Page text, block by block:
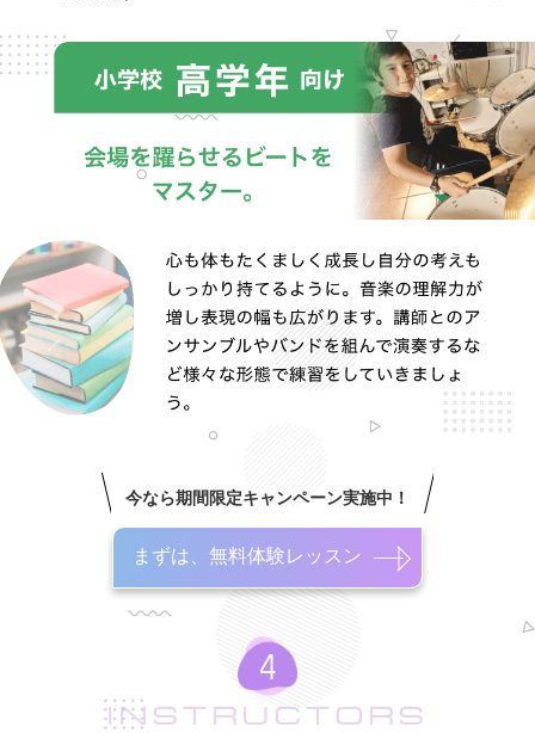
今なら期間限定キャンペーン実施中！
まずは、無料体験レッスン
INSTRUCTORS